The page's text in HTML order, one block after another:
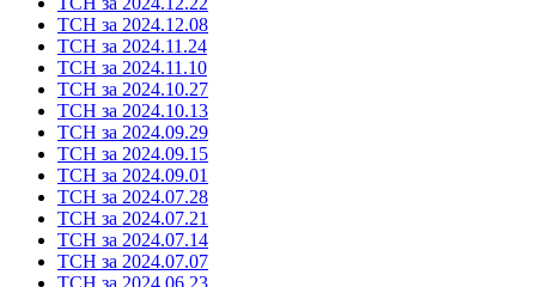
ТСН за 2024.12.08
ТСН за 2024.11.24
ТСН за 2024.11.10
ТСН за 2024.10.27
ТСН за 2024.10.13
ТСН за 2024.09.29
ТСН за 2024.09.15
ТСН за 2024.09.01
ТСН за 2024.07.28
ТСН за 2024.07.21
ТСН за 2024.07.14
ТСН за 2024.07.07
ТСН за 2024.06.23